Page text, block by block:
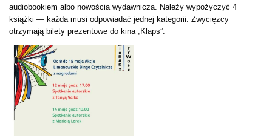
audiobookiem albo nowością wydawniczą. Należy wypożyczyć 4
książki — każda musi odpowiadać jednej kategorii. Zwycięzcy
otrzymają bilety prezentowe do kina „Klaps”.